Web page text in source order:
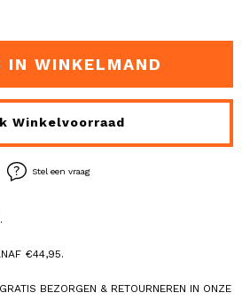
IN WINKELMAND
Winkelvoorraad
Stel een vraag
€44,95.
BEZORGEN & RETOURNEREN IN ONZE